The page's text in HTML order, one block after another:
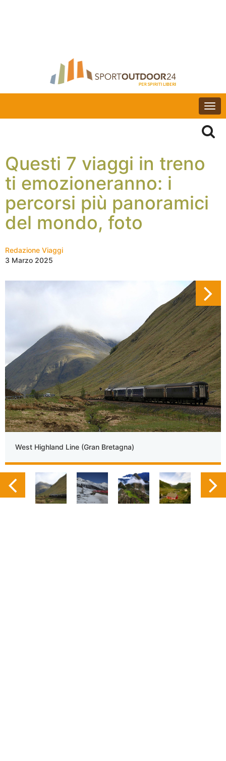
Questi 7 viaggi in treno
ti emozioneranno: i
percorsi più panoramici
del mondo, foto
Redazione Viaggi
3 Marzo 2025
West Highland Line (Gran Bretagna)